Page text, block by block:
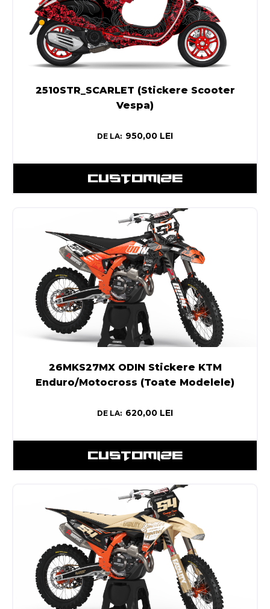
2510STR_SCARLET (Stickere Scooter
Vespa)
DE LA: 950,00 LEI
CUSTOMIZE
26MKS27MX ODIN Stickere KTM
Enduro/Motocross (Toate Modelele)
DE LA: 620,00 LEI
CUSTOMIZE